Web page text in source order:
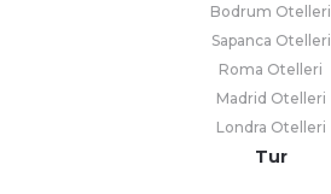
Bodrum Otelleri
Sapanca Otelleri
Roma Otelleri
Madrid Otelleri
Londra Otelleri
Tur